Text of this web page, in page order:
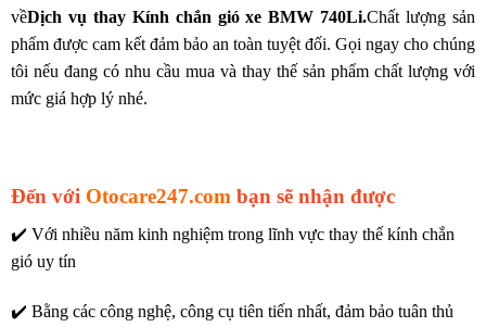
vềDịch vụ thay Kính chắn gió xe BMW 740Li.Chất lượng sản
phẩm được cam kết đảm bảo an toàn tuyệt đối. Gọi ngay cho chúng
tôi nếu đang có nhu cầu mua và thay thế sản phẩm chất lượng với
mức giá hợp lý nhé.
Đến với Otocare247.com bạn sẽ nhận được
✔️ Với nhiều năm kinh nghiệm trong lĩnh vực thay thế kính chắn
gió uy tín
✔️ Bằng các công nghệ, công cụ tiên tiến nhất, đảm bảo tuân thủ